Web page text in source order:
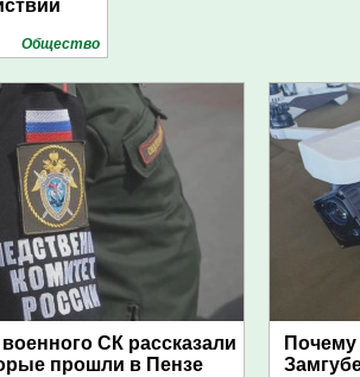
Общество
СК рассказали
прошли в Пензе